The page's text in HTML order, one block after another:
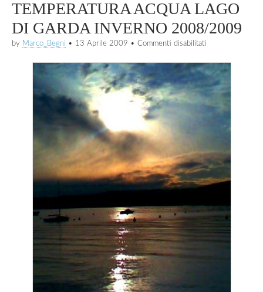
TEMPERATURA ACQUA LAGO
DI GARDA INVERNO 2008/2009
by Marco_Begni • 13 Aprile 2009 • Commenti disabilitati
METEO
SUL
GARDA:
TEMPERATURA
ACQUA
LAGO
GARDA